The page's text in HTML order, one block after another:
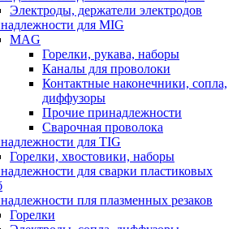
Электроды, держатели электродов
для MIG
MAG
Горелки, рукава, наборы
Каналы для проволоки
Контактные наконечники, сопла,
диффузоры
Прочие принадлежности
Сварочная проволока
для TIG
Горелки, хвостовики, наборы
для сварки пластиковых
пля плазменных резаков
Горелки